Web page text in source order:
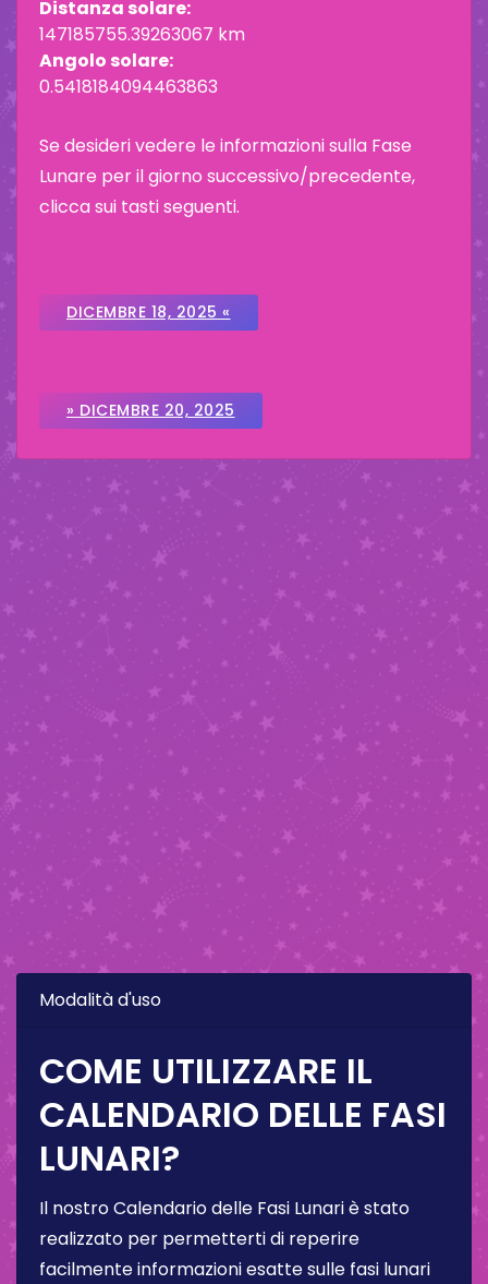
Distanza solare:
147185755.39263067 km
Angolo solare:
0.5418184094463863
Se desideri vedere le informazioni sulla Fase
Lunare per il giorno successivo/precedente,
clicca sui tasti seguenti.
DICEMBRE 18, 2025 «
» DICEMBRE 20, 2025
Modalità d'uso
COME UTILIZZARE IL
CALENDARIO DELLE FASI
LUNARI?
Il nostro Calendario delle Fasi Lunari è stato
realizzato per permetterti di reperire
facilmente informazioni esatte sulle fasi lunari